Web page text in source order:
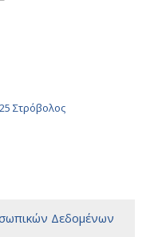
Στρόβολος
Δεδομένων